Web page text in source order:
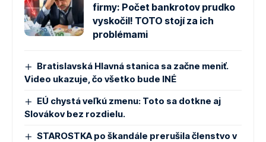
firmy: Počet bankrotov prudko
vyskočil! TOTO stojí za ich
problémami
Bratislavská Hlavná stanica sa začne meniť.
Video ukazuje, čo všetko bude INÉ
EÚ chystá veľkú zmenu: Toto sa dotkne aj
Slovákov bez rozdielu.
STAROSTKA po škandále prerušila členstvo v